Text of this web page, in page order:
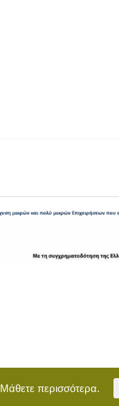
Μάθετε περισσότερα.